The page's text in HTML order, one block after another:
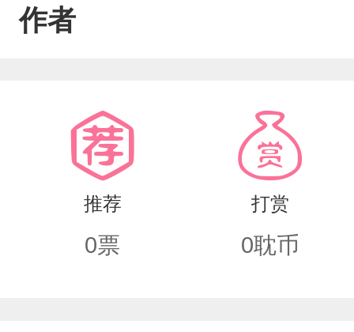
好。人鱼王子:别想跑，不然你是知道
001:祁深一得到躯体后，立马就去申
什么?万人迷?醋意大发的主神动用权
心，因此将自己也送进了任务世界，成
作者
推荐
0票
打赏
0耽币